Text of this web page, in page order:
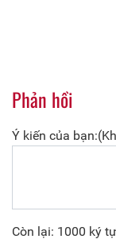
Phản hồi
Ý kiến của
Còn lại: 1000 ký tự